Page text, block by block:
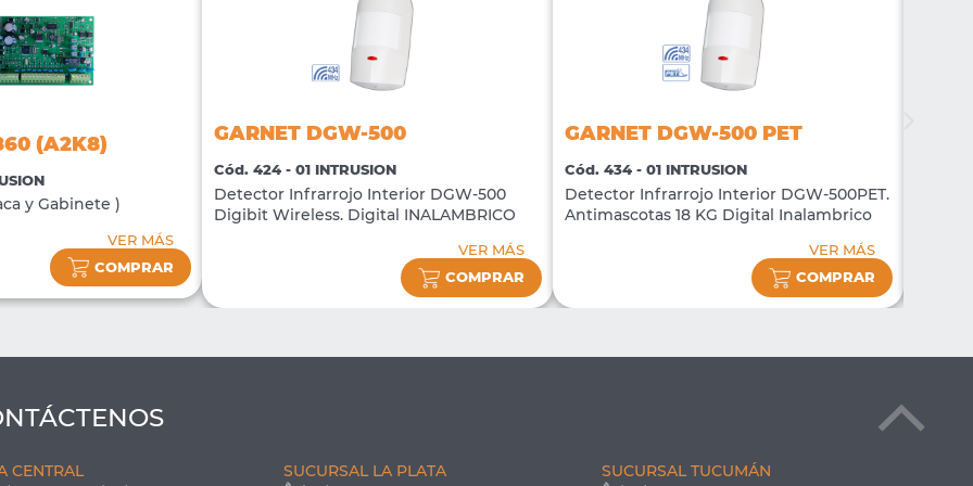
(A2K8)
y Gabinete )
VER MÁS
COMPRAR
GARNET DGW-500
Cód. 424 - 01 INTRUSION
Detector Infrarrojo Interior DGW-500
Digibit Wireless. Digital INALAMBRICO
VER MÁS
COMPRAR
GARNET DGW-500 PET
Cód. 434 - 01 INTRUSION
Detector Infrarrojo Interior DGW-500PET.
Antimascotas 18 KG Digital Inalambrico
VER MÁS
COMPRAR
CENTRAL SUCURSAL LA PLATA SUCURSAL TUCUMÁN